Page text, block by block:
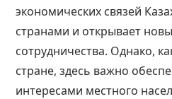
экономических связей
странами и открывает
сотрудничества. Однако,
стране, здесь важно
интересами местного